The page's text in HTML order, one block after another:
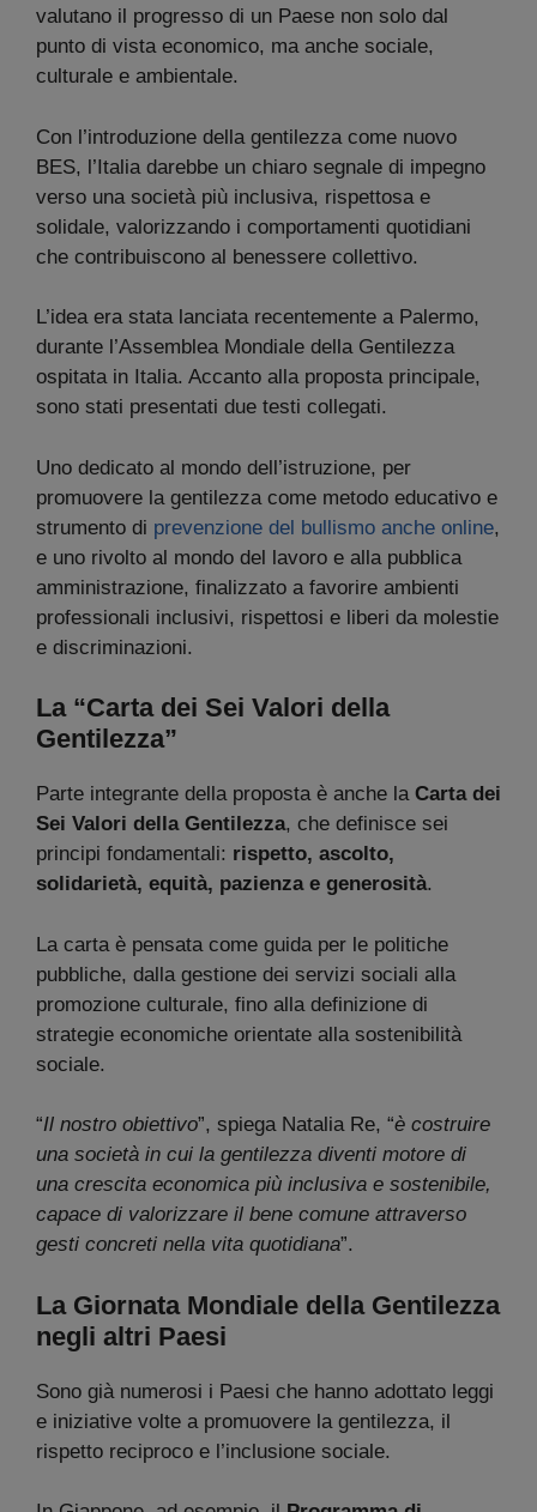
valutano il progresso di un Paese non solo dal
punto di vista economico, ma anche sociale,
culturale e ambientale.
Con l’introduzione della gentilezza come nuovo
BES, l’Italia darebbe un chiaro segnale di impegno
verso una società più inclusiva, rispettosa e
solidale, valorizzando i comportamenti quotidiani
che contribuiscono al benessere collettivo.
L’idea era stata lanciata recentemente a Palermo,
durante l’Assemblea Mondiale della Gentilezza
ospitata in Italia. Accanto alla proposta principale,
sono stati presentati due testi collegati.
Uno dedicato al mondo dell’istruzione, per
promuovere la gentilezza come metodo educativo e
strumento di prevenzione del bullismo anche online,
e uno rivolto al mondo del lavoro e alla pubblica
amministrazione, finalizzato a favorire ambienti
professionali inclusivi, rispettosi e liberi da molestie
e discriminazioni.
La “Carta dei Sei Valori della
Gentilezza”
Parte integrante della proposta è anche la Carta dei
Sei Valori della Gentilezza, che definisce sei
principi fondamentali: rispetto, ascolto,
solidarietà, equità, pazienza e generosità.
La carta è pensata come guida per le politiche
pubbliche, dalla gestione dei servizi sociali alla
promozione culturale, fino alla definizione di
strategie economiche orientate alla sostenibilità
sociale.
“Il nostro obiettivo”, spiega Natalia Re, “è costruire
una società in cui la gentilezza diventi motore di
una crescita economica più inclusiva e sostenibile,
capace di valorizzare il bene comune attraverso
gesti concreti nella vita quotidiana”.
La Giornata Mondiale della Gentilezza
negli altri Paesi
Sono già numerosi i Paesi che hanno adottato leggi
e iniziative volte a promuovere la gentilezza, il
rispetto reciproco e l’inclusione sociale.